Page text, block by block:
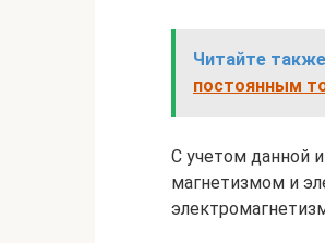
Читайте
постоянным
С учетом данной
магнетизмом и